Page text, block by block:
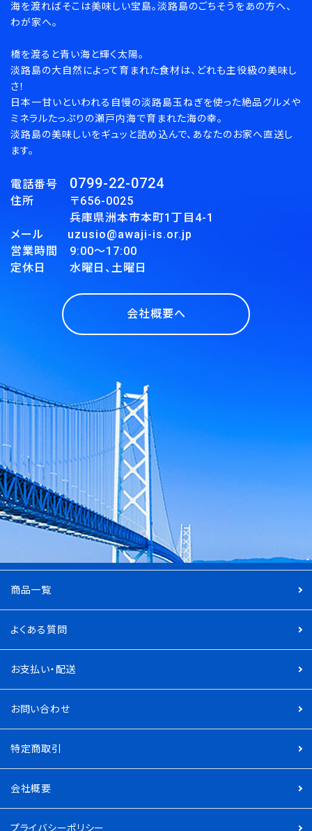
海を渡ればそこは美味しい宝島。淡路島のごちそうをあの方へ、
わが家へ。
橋を渡ると青い海と輝く太陽。
淡路島の大自然によって育まれた食材は、どれも主役級の美味し
さ！
日本一甘いといわれる自慢の淡路島玉ねぎを使った絶品グルメや
ミネラルたっぷりの瀬戸内海で育まれた海の幸。
淡路島の美味しいをギュッと詰め込んで、あなたのお家へ直送し
ます。
電話番号 0799-22-0724
住所 〒656-0025
兵庫県洲本市本町1丁目4-1
メール uzusio@awaji-is.or.jp
営業時間 9:00～17:00
定休日 水曜日、土曜日
会社概要へ
商品一覧
よくある質問
お支払い・配送
お問い合わせ
特定商取引
会社概要
プライバシーポリシー